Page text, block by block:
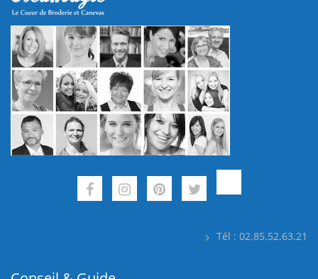
Tél : 02.85.52.63.21